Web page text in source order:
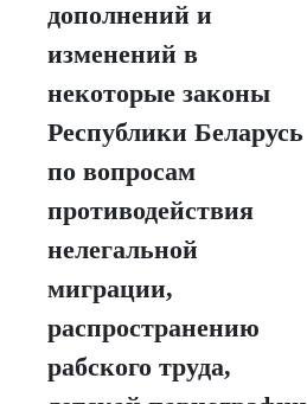
дополнений и
изменений в
некоторые законы
Республики Беларусь
по вопросам
противодействия
нелегальной
миграции,
распространению
рабского труда,